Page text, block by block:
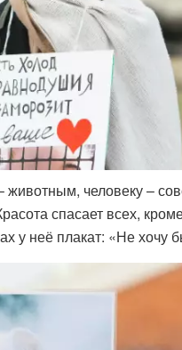
человеку –
спасает всех,
у неё плакат: «Не хочу